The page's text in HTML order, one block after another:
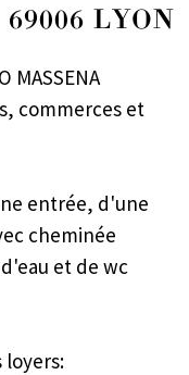
LYON
MASSENA
commerces et
entrée, d'une
cheminée
et de wc
loyers: